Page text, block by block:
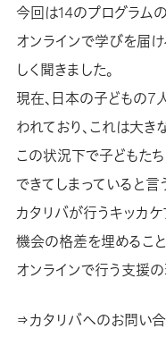
今回は14のプログラム
オンラインで学びを届け
しく聞きました。
現在、日本の子どもの
われており、これは大き
この状況下で子どもた
できてしまっていると言
カタリバが行うキッカ
機会の格差を埋めるこ
オンラインで行う支援
⇒カタリバへのお問い